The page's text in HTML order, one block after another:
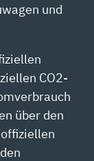
und
CO2-
über den